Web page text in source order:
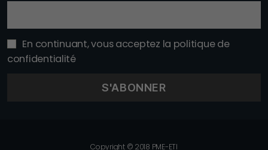
En continuant, vous acceptez la politique de
confidentialité
Copyright © 2018 PME-ETI